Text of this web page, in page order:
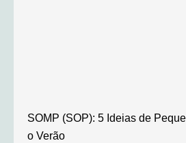
SOMP (SOP): 5 Ideias de
o Verão